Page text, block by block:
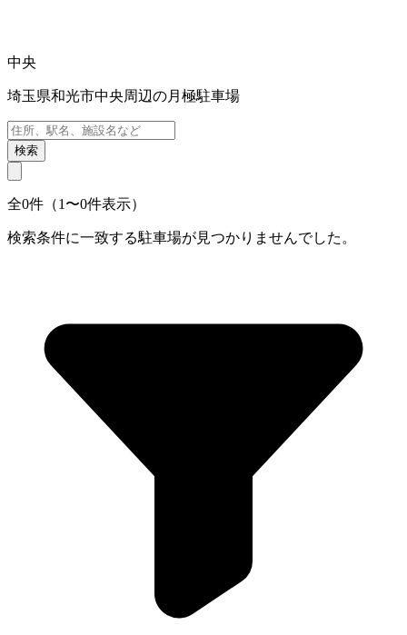
中央
埼玉県和光市中央周辺の月極駐車場
検索
全0件（1〜0件表示）
検索条件に一致する駐車場が見つかりませんでした。